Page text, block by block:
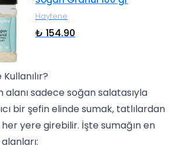
Hayfene
₺ 154.90
alanı sadece soğan salatasıyla
bir şefin elinde sumak, tatlılardan
yere girebilir. İşte sumağın en